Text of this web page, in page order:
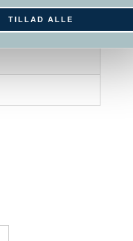
TILLAD ALLE